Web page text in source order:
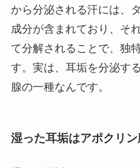
から分泌される汗には、
成分が含まれており、そ
て分解されることで、独
す。実は、耳垢を分泌す
腺の一種なんです。
湿った耳垢はアポクリ